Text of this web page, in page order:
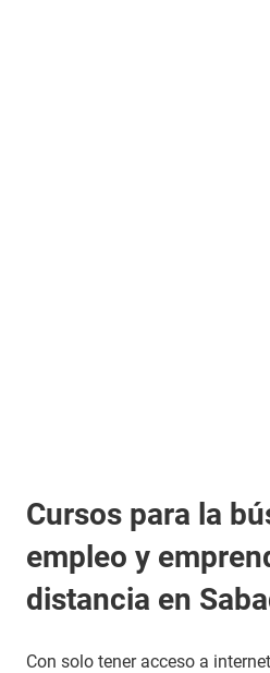
Cursos para la
empleo y
distancia en
Con solo tener acceso a